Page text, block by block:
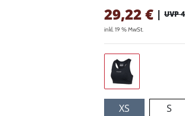
29,22€ | UVP
inkl. 19 % MwSt.
XS S